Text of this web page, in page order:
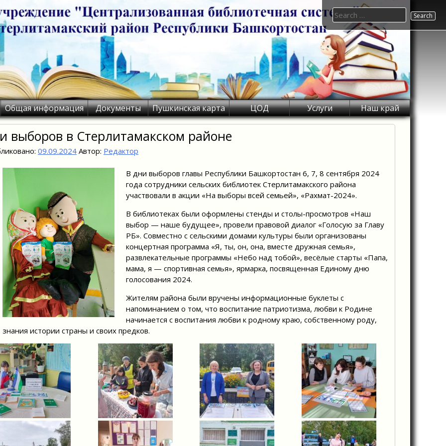
Общая информация Документы Пушкинская карта ЦОД Услуги Наш край
Search
for:
выборов в Стерлитамакском районе
09.09.2024 Автор: Редактор
В дни выборов главы Республики Башкортостан 6, 7, 8 сентября 2024
года сотрудники сельских библиотек Стерлитамакского района
участвовали в акции «На выборы всей семьей», «Рахмат-2024».
В библиотеках были оформлены стенды и столы-просмотров «Наш
выбор — наше будущее», провели правовой диалог «Голосую за Главу
РБ». Совместно с сельскими домами культуры были организованы
концертная программа «Я, ты, он, она, вместе дружная семья»,
развлекательные программы «Небо над тобой», весёлые старты «Папа,
мама, я — спортивная семья», ярмарка, посвященная Единому дню
голосования 2024.
Жителям района были вручены информационные буклеты с
напоминанием о том, что воспитание патриотизма, любви к Родине
начинается с воспитания любви к родному краю, собственному роду,
знания истории страны и своих предков.